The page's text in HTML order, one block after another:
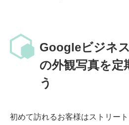
Googleビジネ
の外観写真を定
う
初めて訪れるお客様はストリー